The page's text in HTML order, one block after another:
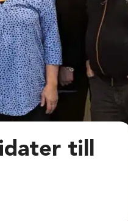
till